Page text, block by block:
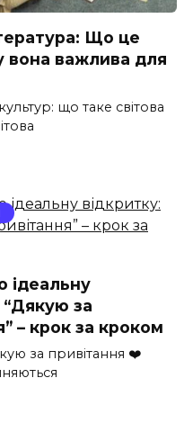
Що це
вона важлива для
що таке світова
ідеальну
“Дякую за
– крок за кроком
за привітання ❤️